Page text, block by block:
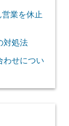
業を休止
対処法
わせについ